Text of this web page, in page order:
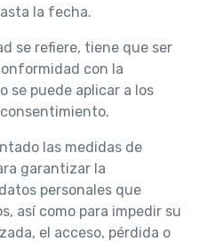
la fecha.
se refiere, tiene que ser
con la
se puede aplicar a los
las medidas de
garantizar la
personales que
así como para impedir su
el acceso, pérdida o